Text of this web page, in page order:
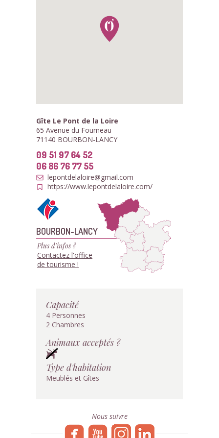
Gîte Le Pont de la Loire
65 Avenue du Fourneau
71140 BOURBON-LANCY
09 51 97 64 52
06 86 76 77 55
lepontdelaloire@gmail.com
https://www.lepontdelaloire.com/
BOURBON-LANCY
Plus d'infos ?
Contactez l'office
de tourisme !
Capacité
4 Personnes
2 Chambres
Animaux acceptés ?
Type d'habitation
Meublés et Gîtes
Nous suivre